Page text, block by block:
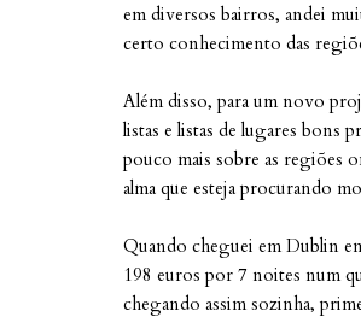
em diversos bairros, andei
certo conhecimento das
Além disso, para um novo
listas e listas de lugares bons
pouco mais sobre as regiões
alma que esteja procurando
Quando cheguei em Dublin
198 euros por 7 noites num
chegando assim sozinha,